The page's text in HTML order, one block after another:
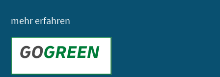
mehr erfahren